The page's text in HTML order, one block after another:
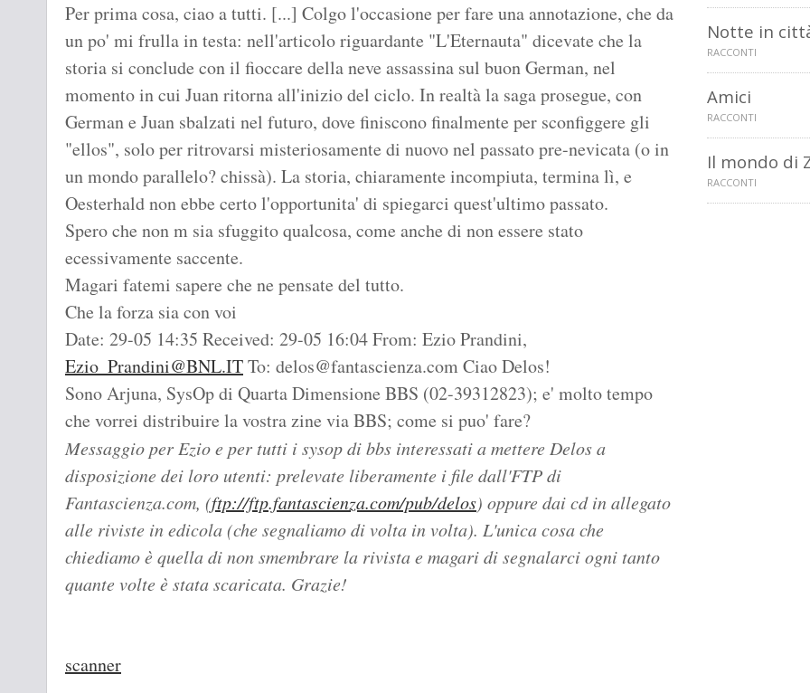
Per prima cosa, ciao a tutti. [...] Colgo l'occasione per fare una annotazione, che da
un po' mi frulla in testa: nell'articolo riguardante "L'Eternauta" dicevate che la
storia si conclude con il fioccare della neve assassina sul buon German, nel
momento in cui Juan ritorna all'inizio del ciclo. In realtà la saga prosegue, con
German e Juan sbalzati nel futuro, dove finiscono finalmente per sconfiggere gli
"ellos", solo per ritrovarsi misteriosamente di nuovo nel passato pre-nevicata (o in
un mondo parallelo? chissà). La storia, chiaramente incompiuta, termina lì, e
Oesterhald non ebbe certo l'opportunita' di spiegarci quest'ultimo passato.
Spero che non m sia sfuggito qualcosa, come anche di non essere stato
ecessivamente saccente.
Magari fatemi sapere che ne pensate del tutto.
Che la forza sia con voi
Date: 29-05 14:35 Received: 29-05 16:04 From: Ezio Prandini,
Ezio_Prandini@BNL.ITTo: delos@fantascienza.com Ciao Delos!
Sono Arjuna, SysOp di Quarta Dimensione BBS (02-39312823); e' molto tempo
che vorrei distribuire la vostra zine via BBS; come si puo' fare?
Messaggio per Ezio e per tutti i sysop di bbs interessati a mettere Delos a
disposizione dei loro utenti: prelevate liberamente i file dall'FTP di
Fantascienza.com, (ftp://ftp.fantascienza.com/pub/delos) oppure dai cd in allegato
alle riviste in edicola (che segnaliamo di volta in volta). L'unica cosa che
chiediamo è quella di non smembrare la rivista e magari di segnalarci ogni tanto
quante volte è stata scaricata. Grazie!
scanner
Notte in
RACCONTI
Amici
RACCONTI
Il mondo di
RACCONTI